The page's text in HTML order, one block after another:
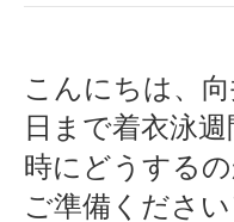
こんにちは、
日まで着衣泳
時にどうする
ご準備くださ